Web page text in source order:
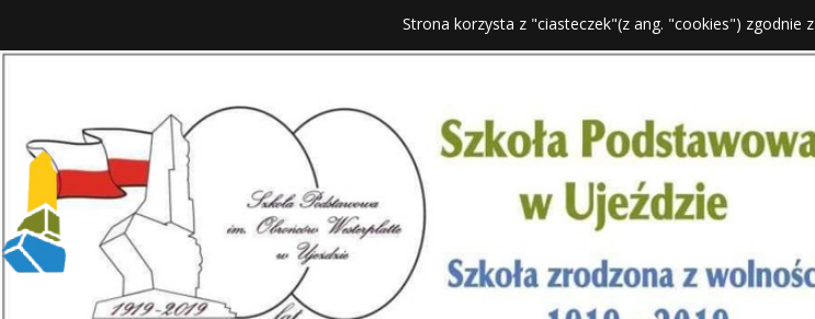
Strona korzysta z "ciasteczek"(z ang. "cookies") zgodnie z